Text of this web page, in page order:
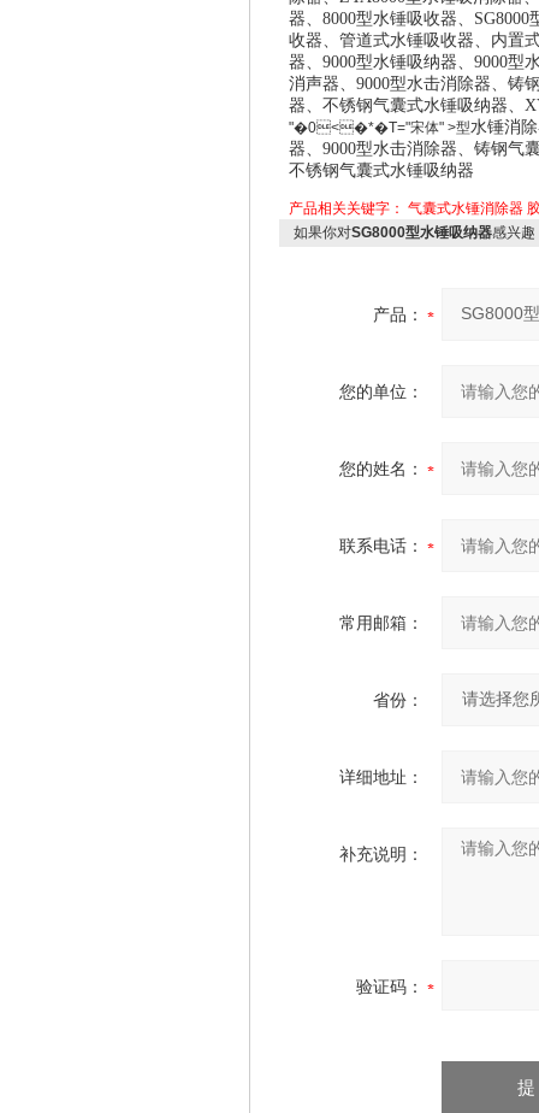
器、8000型水锤吸收器、SG8000
收器、管道式水锤吸收器、内置
器、9000型水锤吸纳器、 9000型
消声器、 9000型水击消除器、铸
器、不锈钢气囊式水锤吸纳器、
"�0<�*�T="宋体" >型水锤消
器、 9000型水击消除器、铸钢气
不锈钢气囊式水锤吸纳器
产品相关关键字： 气囊式水锤消除器
如果你对SG8000型水锤吸纳器感兴趣
产品：
您的单位：
您的姓名：
联系电话：
常用邮箱：
省份：
详细地址：
补充说明：
验证码：